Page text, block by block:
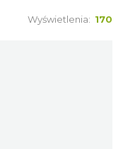
Wyświetlenia: 170